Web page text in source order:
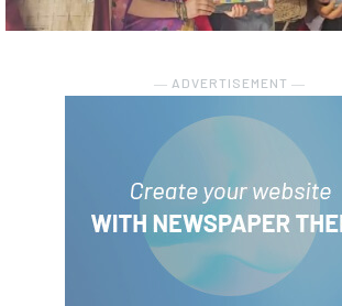
― ADVERTISEMENT ―